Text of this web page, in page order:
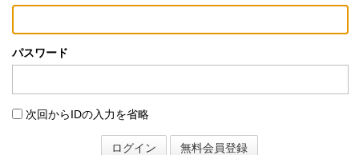
パスワード
次回からIDの入力を省略
ログイン 無料会員登録